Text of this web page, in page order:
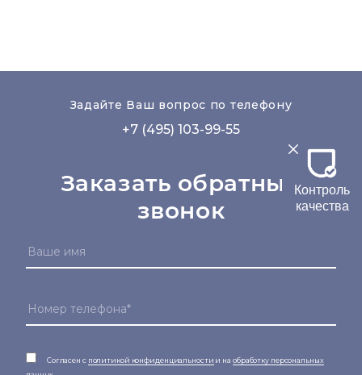
Задайте Ваш вопрос по телефону
+7 (495) 103-99-55
Заказать обратный
звонок
Согласен с политикой конфиденциальности и на обработку персональных
Контроль
качества